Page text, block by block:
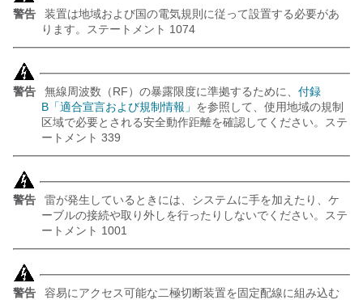
警告
装置は地域および国の電気規則に従って設置する必要があ
ります。ステートメント 1074
警告 無線周波数（RF）の暴露限度に準拠するために、 付録
B「適合宣言および規制情報」 を参照して、使用地域の規制
区域で必要とされる安全動作距離を確認してください。ステ
ートメント 339
警告
雷が発生しているときには、システムに手を加えたり、ケ
ーブルの接続や取り外しを行ったりしないでください。ステ
ートメント 1001
警告
容易にアクセス可能な二極切断装置を固定配線に組み込む